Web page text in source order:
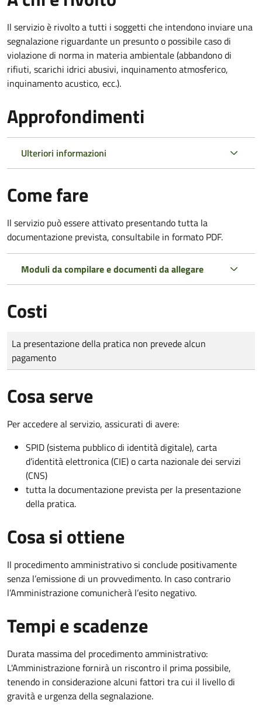
Il servizio è rivolto a tutti i soggetti che intendono inviare una
segnalazione riguardante un presunto o possibile caso di
violazione di norma in materia ambientale (abbandono di
rifiuti, scarichi idrici abusivi, inquinamento atmosferico,
inquinamento acustico, ecc.).
Approfondimenti
Ulteriori informazioni
Come fare
Il servizio può essere attivato presentando tutta la
documentazione prevista, consultabile in formato PDF.
Moduli da compilare e documenti da allegare
Costi
Tipo di pagamento
Importo
La presentazione della pratica non prevede alcun
pagamento
Cosa serve
Per accedere al servizio, assicurati di avere:
SPID (sistema pubblico di identità digitale), carta
d’identità elettronica (CIE) o carta nazionale dei servizi
(CNS)
tutta la documentazione prevista per la presentazione
della pratica.
Cosa si ottiene
Il procedimento amministrativo si conclude positivamente
senza l’emissione di un provvedimento. In caso contrario
l’Amministrazione comunicherà l’esito negativo.
Tempi e scadenze
Durata massima del procedimento amministrativo:
L'Amministrazione fornirà un riscontro il prima possibile,
tenendo in considerazione alcuni fattori tra cui il livello di
gravità e urgenza della segnalazione.